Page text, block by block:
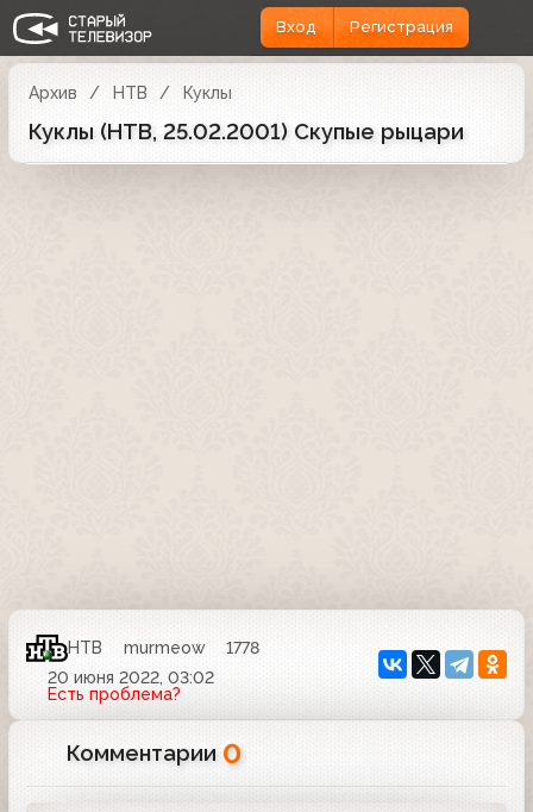
Вход Регистрация
Архив НТВ Куклы
Куклы (НТВ, 25.02.2001) Скупые рыцари
НТВ murmeow
1778
20 июня 2022, 03:02
Есть проблема?
Комментарии 0